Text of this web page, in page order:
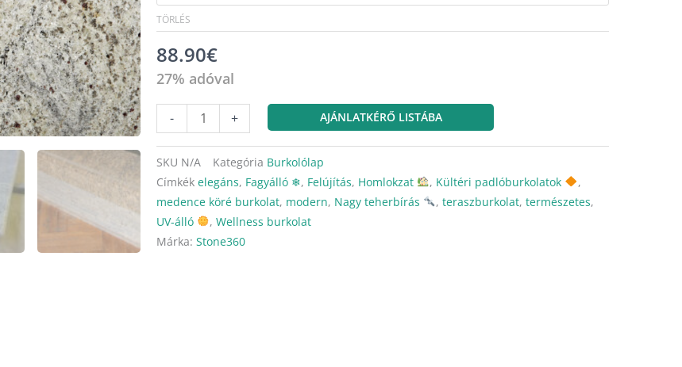
TÖRLÉS
88.90€
27% adóval
-
burkolólap
mennyiség
+ AJÁNLATKÉRŐ LISTÁBA
SKU N/A Kategória Burkolólap
Címkék elegáns, Fagyálló ❄︎, Felújítás, Homlokzat , Kültéri padlóburkolatok
,
medence köré burkolat, modern, Nagy teherbírás ,teraszburkolat,természetes,
UV-álló
,Wellness burkolat
Márka: Stone360